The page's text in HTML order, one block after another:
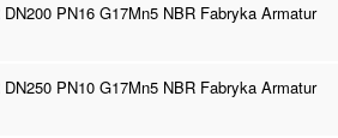
PN16 G17Mn5 NBR Fabryka Armatur
PN10 G17Mn5 NBR Fabryka Armatur